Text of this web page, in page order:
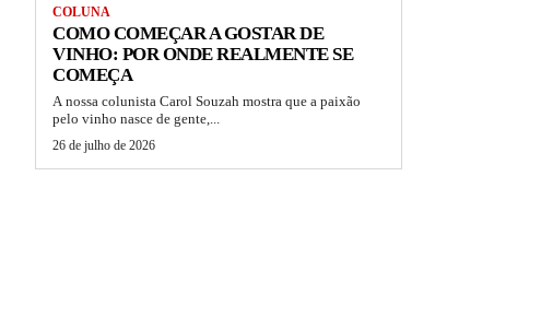
COLUNA
COMO COMEÇAR A GOSTAR DE
VINHO: POR ONDE REALMENTE SE
COMEÇA
A nossa colunista Carol Souzah mostra que a paixão
pelo vinho nasce de gente,...
26 de julho de 2026